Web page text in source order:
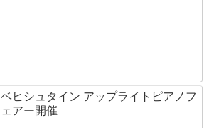
ベヒシュタイン アップライトピアノフ
ェアー開催